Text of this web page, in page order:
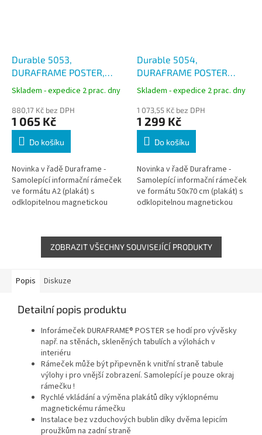
Durable 5053,
DURAFRAME POSTER,
samolepící informační
rámeček formát A2, černý
Skladem - expedice 2 prac. dny
880,17 Kč bez DPH
1 065 Kč
Do košíku
Novinka v řadě Duraframe -
Samolepící informační rámeček
ve formátu A2 (plakát) s
odklopitelnou magnetickou
Durable 5054,
DURAFRAME POSTER
50x70 cm, samolepící
inforámeček černý
Skladem - expedice 2 prac. dny
1 073,55 Kč bez DPH
1 299 Kč
Do košíku
Novinka v řadě Duraframe -
Samolepící informační rámeček
ve formátu 50x70 cm (plakát) s
odklopitelnou magnetickou
*...
ZOBRAZIT VŠECHNY SOUVISEJÍCÍ PRODUKTY
Popis Diskuze
Detailní popis produktu
Inforámeček DURAFRAME® POSTER se hodí pro vývěsky
např. na stěnách, skleněných tabulích a výlohách v
interiéru
Rámeček může být připevněn k vnitřní straně tabule
výlohy i pro vnější zobrazení. Samolepící je pouze okraj
rámečku !
Rychlé vkládání a výměna plakátů díky výklopnému
magnetickému rámečku
Instalace bez vzduchových bublin díky dvěma lepicím
proužkům na zadní straně